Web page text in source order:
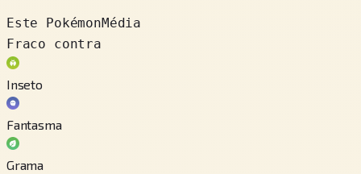
Este PokémonMédia
Fraco contra
Inseto
Fantasma
Grama